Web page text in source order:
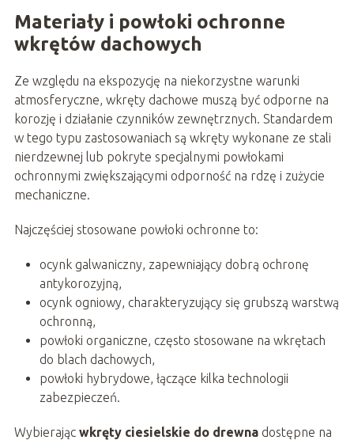
Materiały i powłoki ochronne
wkrętów dachowych
Ze względu na ekspozycję na niekorzystne warunki
atmosferyczne, wkręty dachowe muszą być odporne na
korozję i działanie czynników zewnętrznych. Standardem
w tego typu zastosowaniach są wkręty wykonane ze stali
nierdzewnej lub pokryte specjalnymi powłokami
ochronnymi zwiększającymi odporność na rdzę i zużycie
mechaniczne.
Najczęściej stosowane powłoki ochronne to:
ocynk galwaniczny, zapewniający dobrą ochronę
antykorozyjną,
ocynk ogniowy, charakteryzujący się grubszą warstwą
ochronną,
powłoki organiczne, często stosowane na wkrętach
do blach dachowych,
powłoki hybrydowe, łączące kilka technologii
zabezpieczeń.
Wybierając wkręty ciesielskie do drewnadostępne na